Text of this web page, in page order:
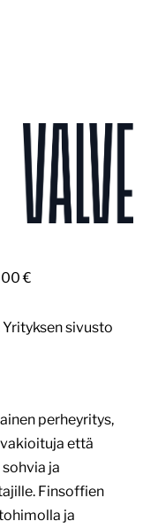
€
sivusto
perheyritys,
että
ja
Finsoffien
ja